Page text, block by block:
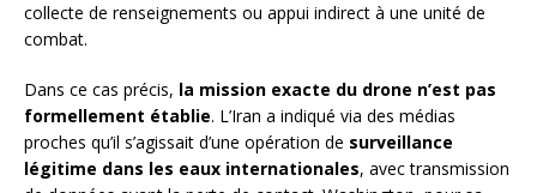
collecte de renseignements ou appui indirect à une unité de
combat.
Dans ce cas précis, la mission exacte du drone n’est pas
formellement établie. L’Iran a indiqué via des médias
proches qu’il s’agissait d’une opération de surveillance
légitime dans les eaux internationales, avec transmission